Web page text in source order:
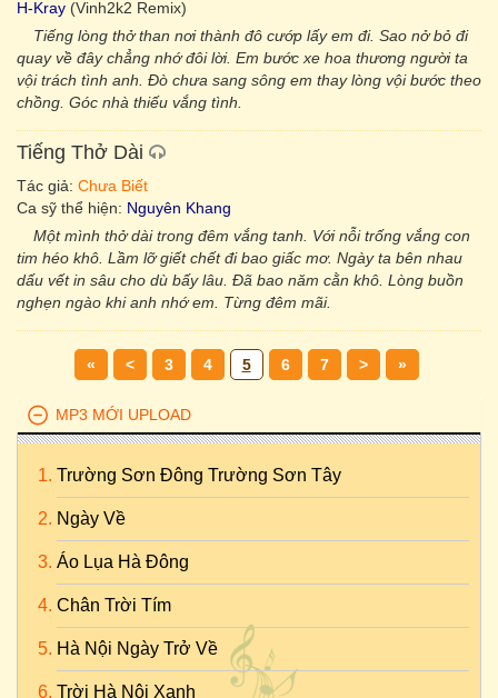
H-Kray (Vinh2k2 Remix)
Tiếng lòng thở than nơi thành đô cướp lấy em đi. Sao nở bỏ đi
quay về đây chẳng nhớ đôi lời. Em bước xe hoa thương người ta
vội trách tình anh. Đò chưa sang sông em thay lòng vội bước theo
chồng. Góc nhà thiếu vắng tình.
Tiếng Thở Dài
Tác giả: Chưa Biết
Ca sỹ thể hiện: Nguyên Khang
Một mình thở dài trong đêm vắng tanh. Với nỗi trống vắng con
tim héo khô. Lầm lỡ giết chết đi bao giấc mơ. Ngày ta bên nhau
dấu vết in sâu cho dù bấy lâu. Đã bao năm cằn khô. Lòng buồn
nghẹn ngào khi anh nhớ em. Từng đêm mãi.
« < 3 4 5 6 7 > »
MP3 MỚI UPLOAD
Trường Sơn Đông Trường Sơn Tây
Ngày Về
Áo Lụa Hà Đông
Chân Trời Tím
Hà Nội Ngày Trở Về
Trời Hà Nội Xanh